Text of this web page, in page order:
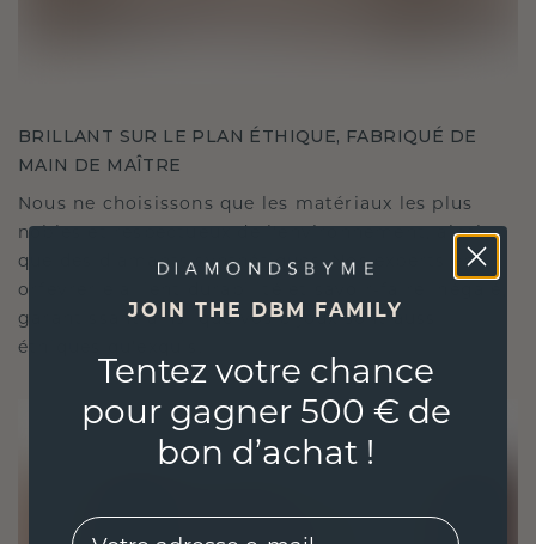
BRILLANT SUR LE PLAN ÉTHIQUE, FABRIQUÉ DE
MAIN DE MAÎTRE
Nous ne choisissons que les matériaux les plus
nobles et respectueux de l'environnement, ainsi
que des diamants synthétiques. Nos experts en
orfèvrerie allient durabilité et savoir-faire inégalé,
garantissant ainsi que vos bijoux sont aussi
éthiques qu'exquis.
JOIN THE DBM FAMILY
Tentez votre chance
pour gagner 500 € de
bon d’achat !
EMail